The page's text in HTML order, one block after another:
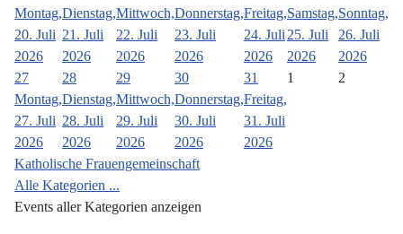
Montag,
20. Juli
2026
Dienstag,
21. Juli
2026
Mittwoch,
22. Juli
2026
Donnerstag,
23. Juli
2026
Freitag,
24. Juli
2026
Samstag,
25. Juli
2026
Sonntag,
26. Juli
2026
27
Montag,
27. Juli
2026
28
Dienstag,
28. Juli
2026
29
Mittwoch,
29. Juli
2026
30
Donnerstag,
30. Juli
2026
31
Freitag,
31. Juli
2026
1 2
Katholische Frauengemeinschaft
Alle Kategorien ...
Events aller Kategorien anzeigen